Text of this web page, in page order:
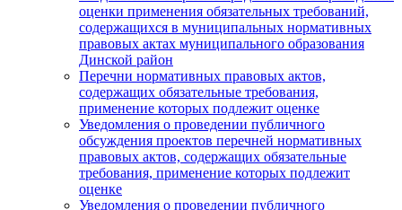
оценки применения обязательных требований,
содержащихся в муниципальных нормативных
правовых актах муниципального образования
Динской район
Перечни нормативных правовых актов,
содержащих обязательные требования,
применение которых подлежит оценке
Уведомления о проведении публичного
обсуждения проектов перечней нормативных
правовых актов, содержащих обязательные
требования, применение которых подлежит
оценке
Уведомления о проведении публичного